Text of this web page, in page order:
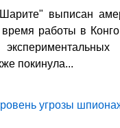
выписан
работы в
покинула...
угрозы